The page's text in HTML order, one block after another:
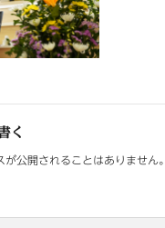
く
が公開されることはありません。